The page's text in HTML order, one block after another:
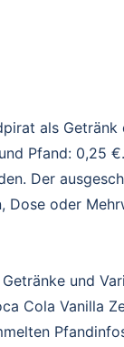
als Getränk
Pfand: 0,25
Der
Dose oder
und
Cola Vanilla